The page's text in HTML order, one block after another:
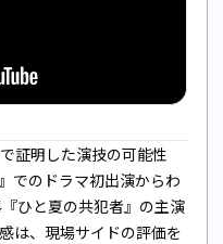
証明した演技の可能性
でのドラマ初出演からわ
ひと夏の共犯者』の主演
は、現場サイドの評価を